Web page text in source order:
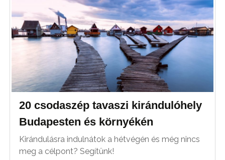
20 csodaszép tavaszi kirándulóhely
Budapesten és környékén
Kirándulásra indulnátok a hétvégén és még nincs
meg a célpont? Segítünk!